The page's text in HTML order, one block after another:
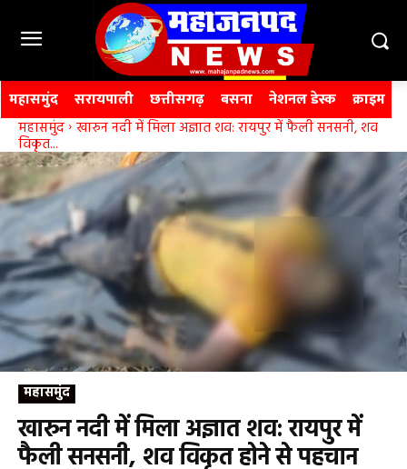
महासमुंद सरायपाली छत्तीसगढ़ बसना नेशनल डेस्क क्राइम
महासमुंद खारुन नदी में मिला अज्ञात शव: रायपुर में फैली सनसनी, शव
विकृत...
महासमुंद
खारुन नदी में मिला अज्ञात शव: रायपुर में
फैली सनसनी, शव विकृत होने से पहचान